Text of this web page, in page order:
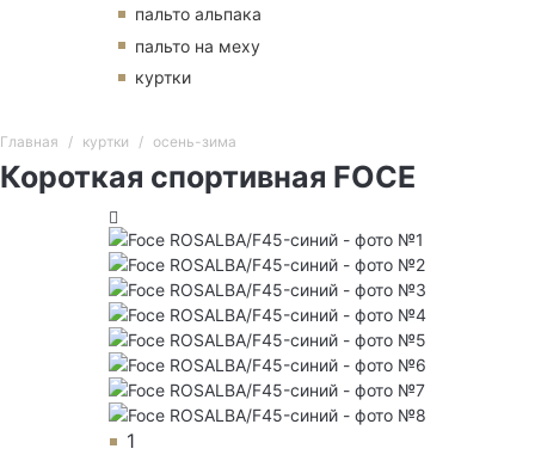
пальто альпака
пальто на меху
куртки
Главная куртки осень-зима
Короткая спортивная FOCE
1